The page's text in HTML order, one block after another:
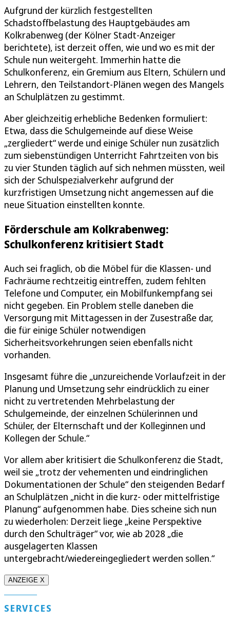
Aufgrund der kürzlich festgestellten
Schadstoffbelastung des Hauptgebäudes am
Kolkrabenweg (der Kölner Stadt-Anzeiger
berichtete), ist derzeit offen, wie und wo es mit der
Schule nun weitergeht. Immerhin hatte die
Schulkonferenz, ein Gremium aus Eltern, Schülern und
Lehrern, den Teilstandort-Plänen wegen des Mangels
an Schulplätzen zu gestimmt.
Aber gleichzeitig erhebliche Bedenken formuliert:
Etwa, dass die Schulgemeinde auf diese Weise
„zergliedert“ werde und einige Schüler nun zusätzlich
zum siebenstündigen Unterricht Fahrtzeiten von bis
zu vier Stunden täglich auf sich nehmen müssten, weil
sich der Schulspezialverkehr aufgrund der
kurzfristigen Umsetzung nicht angemessen auf die
neue Situation einstellten konnte.
Förderschule am Kolkrabenweg:
Schulkonferenz kritisiert Stadt
Auch sei fraglich, ob die Möbel für die Klassen- und
Fachräume rechtzeitig eintreffen, zudem fehlten
Telefone und Computer, ein Mobilfunkempfang sei
nicht gegeben. Ein Problem stelle daneben die
Versorgung mit Mittagessen in der Zusestraße dar,
die für einige Schüler notwendigen
Sicherheitsvorkehrungen seien ebenfalls nicht
vorhanden.
Insgesamt führe die „unzureichende Vorlaufzeit in der
Planung und Umsetzung sehr eindrücklich zu einer
nicht zu vertretenden Mehrbelastung der
Schulgemeinde, der einzelnen Schülerinnen und
Schüler, der Elternschaft und der Kolleginnen und
Kollegen der Schule.“
Vor allem aber kritisiert die Schulkonferenz die Stadt,
weil sie „trotz der vehementen und eindringlichen
Dokumentationen der Schule“ den steigenden Bedarf
an Schulplätzen „nicht in die kurz- oder mittelfristige
Planung“ aufgenommen habe. Dies scheine sich nun
zu wiederholen: Derzeit liege „keine Perspektive
durch den Schulträger“ vor, wie ab 2028 „die
ausgelagerten Klassen
untergebracht/wiedereingegliedert werden sollen.“
ANZEIGE X
SERVICES